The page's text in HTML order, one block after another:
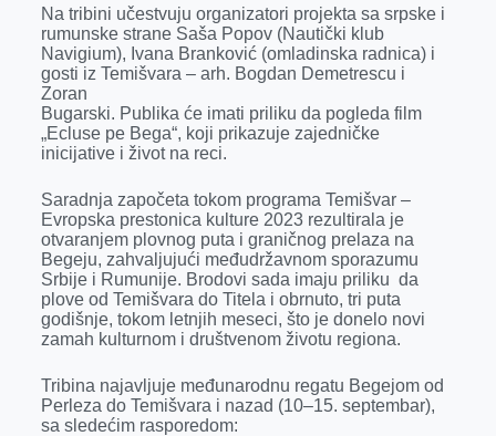
r
Na tribini učestvuju organizatori projekta sa srpske i
rumunske strane Saša Popov (Nautički klub
Navigium), Ivana Branković (omladinska radnica) i
gosti iz Temišvara – arh. Bogdan Demetrescu i
Zoran
Bugarski. Publika će imati priliku da pogleda film
„Ecluse pe Bega“, koji prikazuje zajedničke
inicijative i život na reci.
Saradnja započeta tokom programa Temišvar –
Evropska prestonica kulture 2023 rezultirala je
otvaranjem plovnog puta i graničnog prelaza na
Begeju, zahvaljujući međudržavnom sporazumu
Srbije i Rumunije. Brodovi sada imaju priliku da
plove od Temišvara do Titela i obrnuto, tri puta
godišnje, tokom letnjih meseci, što je donelo novi
zamah kulturnom i društvenom životu regiona.
Tribina najavljuje međunarodnu regatu Begejom od
Perleza do Temišvara i nazad (10–15. septembar),
sa sledećim rasporedom: